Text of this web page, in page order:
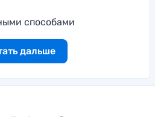
способами
дальше